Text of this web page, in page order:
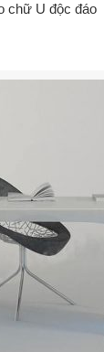
chữ U độc đáo